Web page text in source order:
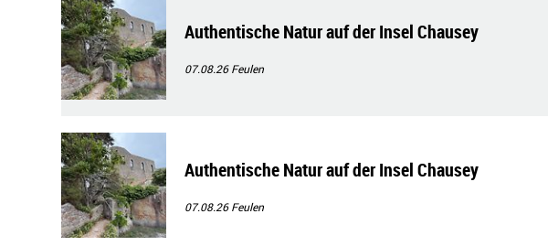
Authentische Natur auf der Insel Chausey
07.08.26Feulen
Authentische Natur auf der Insel Chausey
07.08.26Feulen